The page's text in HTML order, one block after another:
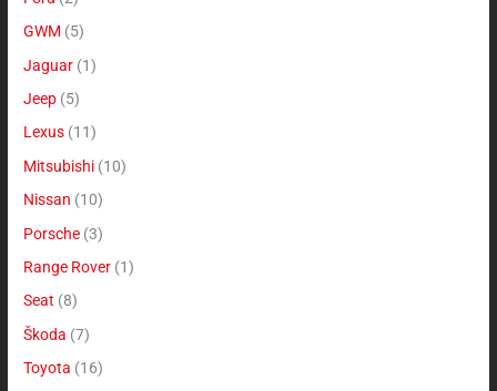
GWM (5)
Jaguar (1)
Jeep (5)
Lexus (11)
Mitsubishi (10)
Nissan (10)
Porsche (3)
Range Rover (1)
Seat (8)
Škoda (7)
Toyota (16)